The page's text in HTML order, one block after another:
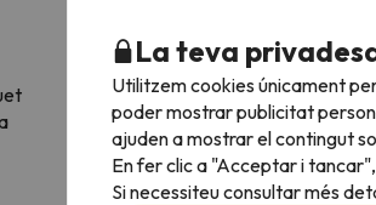
Paper
La teva
Utilitzem cookies únicament
poder mostrar publicitat
ajuden a mostrar el contingut
En fer clic a "Acceptar i
Si necessiteu consultar més